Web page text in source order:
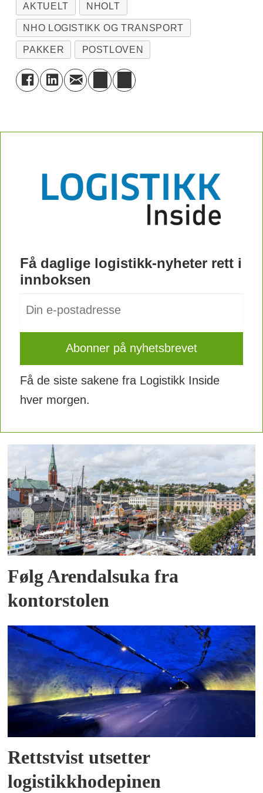
AKTUELT NHOLT
NHO LOGISTIKK OG TRANSPORT
PAKKER POSTLOVEN
Få daglige logistikk-nyheter rett i
innboksen
Få de siste sakene fra Logistikk Inside
hver morgen.
Følg Arendalsuka fra
kontorstolen
Rettstvist utsetter
logistikkhodepinen